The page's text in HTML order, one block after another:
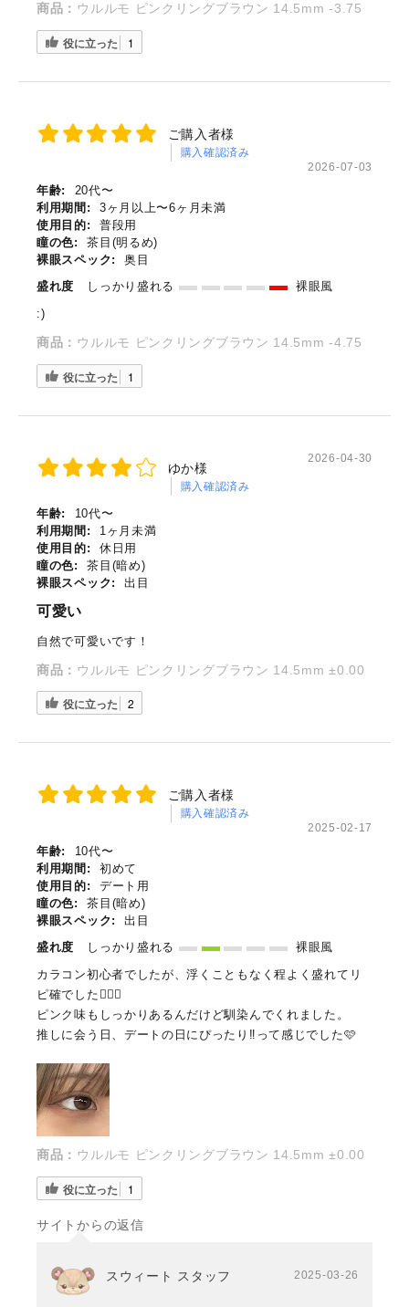
商品： ウルルモ ピンクリングブラウン 14.5mm -3.75
役に立った 1
ご購入者様
購入確認済み
2026-07-03
年齢:
20代〜
利用期間:
3ヶ月以上〜6ヶ月未満
使用目的:
普段用
瞳の色:
茶目(明るめ)
裸眼スペック:
奥目
盛れ度
しっかり盛れる
裸眼風
:)
商品： ウルルモ ピンクリングブラウン 14.5mm -4.75
役に立った 1
ゆか様
購入確認済み
2026-04-30
年齢:
10代〜
利用期間:
1ヶ月未満
使用目的:
休日用
瞳の色:
茶目(暗め)
裸眼スペック:
出目
可愛い
自然で可愛いです！
商品： ウルルモ ピンクリングブラウン 14.5mm ±0.00
役に立った 2
ご購入者様
購入確認済み
2025-02-17
年齢:
10代〜
利用期間:
初めて
使用目的:
デート用
瞳の色:
茶目(暗め)
裸眼スペック:
出目
盛れ度
しっかり盛れる
裸眼風
カラコン初心者でしたが、浮くこともなく程よく盛れてリ
ピ確でした🙆🏻‍♀️
ピンク味もしっかりあるんだけど馴染んでくれました。
推しに会う日、デートの日にぴったり‼️って感じでした🩷
商品： ウルルモ ピンクリングブラウン 14.5mm ±0.00
役に立った 1
サイトからの返信
スウィート スタッフ 2025-03-26